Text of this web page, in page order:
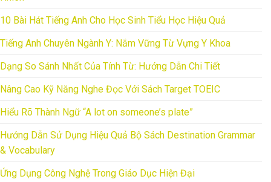
10 Bài Hát Tiếng Anh Cho Học Sinh Tiểu Học Hiệu Quả
Tiếng Anh Chuyên Ngành Y: Nắm Vững Từ Vựng Y Khoa
Dạng So Sánh Nhất Của Tính Từ: Hướng Dẫn Chi Tiết
Nâng Cao Kỹ Năng Nghe Đọc Với Sách Target TOEIC
Hiểu Rõ Thành Ngữ “A lot on someone’s plate”
Hướng Dẫn Sử Dụng Hiệu Quả Bộ Sách Destination Grammar
& Vocabulary
Ứng Dụng Công Nghệ Trong Giáo Dục Hiện Đại